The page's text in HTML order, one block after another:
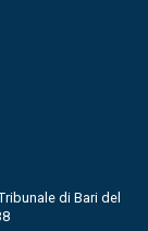
di Bari del